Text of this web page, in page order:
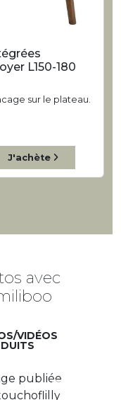
L150-180
sur le plateau.
J'achète
avec
VIDÉOS